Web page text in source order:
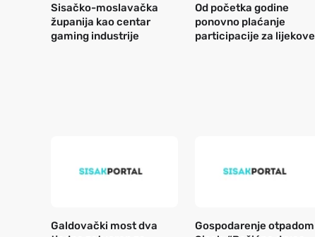
Sisačko-moslavačka
županija kao centar
gaming industrije
Od početka godine
ponovno plaćanje
participacije za lijekove
Galdovački most dva
Gospodarenje otpadom